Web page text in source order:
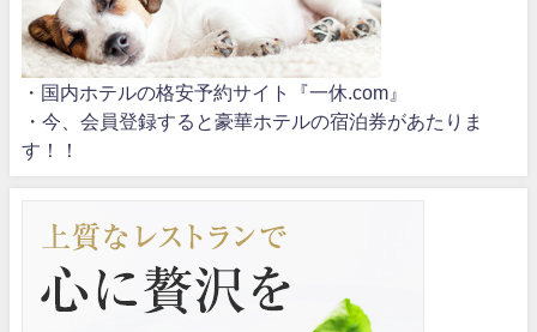
・国内ホテルの格安予約サイト『一休.com』
・今、会員登録すると豪華ホテルの宿泊券があたりま
す！！